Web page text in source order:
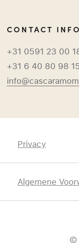
CONTACT INFO
+31 0591 23 00
+31 6 40 80 98
©
Privacy
Algemene